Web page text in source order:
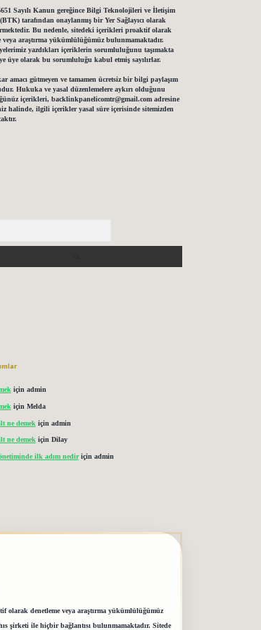
Sayılı Kanun gereğince Bilgi Teknolojileri ve İletişim
tarafından onaylanmış bir Yer Sağlayıcı olarak
Bu nedenle, sitedeki içerikleri proaktif olarak
veya araştırma yükümlülüğümüz bulunmamaktadır.
yazdıkları içeriklerin sorumluluğunu taşımakta
üye olarak bu sorumluluğu kabul etmiş sayılırlar.
amacı gütmeyen ve tamamen ücretsiz bir bilgi paylaşım
Hukuka ve yasal düzenlemelere aykırı olduğunu
içerikleri, backlinkpanelicomtr@gmail.comadresine
halinde, ilgili içerikler yasal süre içerisinde sitemizden
için admin
için Melda
ne demek için admin
ne demek için Dilay
ilk adım nediriçin admin
olarak denetleme veya araştırma yükümlülüğümüz
şirketi ile hiçbir bağlantısı bulunmamaktadır. Sitede